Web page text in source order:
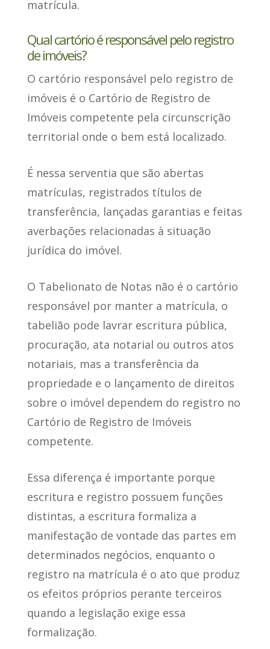
matrícula.
Qual cartório é responsável pelo registro
de imóveis?
O cartório responsável pelo registro de
imóveis é o Cartório de Registro de
Imóveis competente pela circunscrição
territorial onde o bem está localizado.
É nessa serventia que são abertas
matrículas, registrados títulos de
transferência, lançadas garantias e feitas
averbações relacionadas à situação
jurídica do imóvel.
O Tabelionato de Notas não é o cartório
responsável por manter a matrícula, o
tabelião pode lavrar escritura pública,
procuração, ata notarial ou outros atos
notariais, mas a transferência da
propriedade e o lançamento de direitos
sobre o imóvel dependem do registro no
Cartório de Registro de Imóveis
competente.
Essa diferença é importante porque
escritura e registro possuem funções
distintas, a escritura formaliza a
manifestação de vontade das partes em
determinados negócios, enquanto o
registro na matrícula é o ato que produz
os efeitos próprios perante terceiros
quando a legislação exige essa
formalização.